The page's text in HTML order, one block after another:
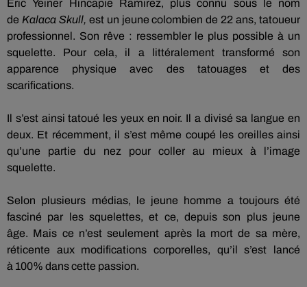
Eric Yeiner Hincapie Ramirez, plus connu sous le nom
de Kalaca Skull, est un jeune colombien de 22 ans, tatoueur
professionnel. Son rêve : ressembler le plus possible à un
squelette.
Pour cela, il a littéralement transformé son
apparence physique avec des tatouages et des
scarifications.
Il s’est ainsi tatoué les yeux en noir. Il a divisé sa langue en
deux. Et récemment, il s’est même coupé les oreilles ainsi
qu’une partie du nez pour coller au mieux à l’image
squelette.
Selon plusieurs médias, le jeune homme a toujours été
fasciné par les squelettes, et ce, depuis son plus jeune
âge. Mais ce n’est seulement après la mort de sa mère,
réticente aux modifications corporelles, qu’il s’est lancé
à 100% dans cette passion.